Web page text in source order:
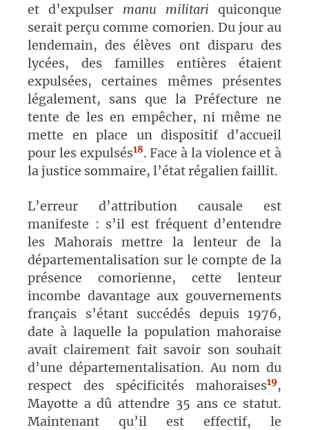
et d’expulser manu militari quiconque
serait perçu comme comorien. Du jour au
lendemain, des élèves ont disparu des
lycées, des familles entières étaient
expulsées, certaines mêmes présentes
légalement, sans que la Préfecture ne
tente de les en empêcher, ni même ne
mette en place un dispositif d’accueil
pour les expulsés18. Face à la violence et à
la justice sommaire, l’état régalien faillit.
L’erreur d’attribution causale est
manifeste : s’il est fréquent d’entendre
les Mahorais mettre la lenteur de la
départementalisation sur le compte de la
présence comorienne, cette lenteur
incombe davantage aux gouvernements
français s’étant succédés depuis 1976,
date à laquelle la population mahoraise
avait clairement fait savoir son souhait
d’une départementalisation. Au nom du
respect des spécificités mahoraises19,
Mayotte a dû attendre 35 ans ce statut.
Maintenant qu’il est effectif, le